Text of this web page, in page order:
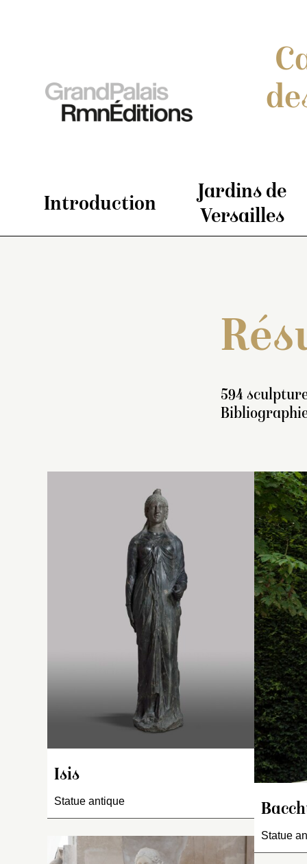
Introduction
Jardins de
Versailles
594
Bibliographie
Isis
Statue antique
Statue